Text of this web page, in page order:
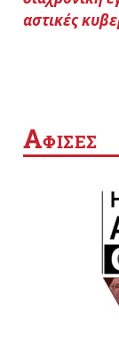
αστικές
ΑΦΙΣΕΣ